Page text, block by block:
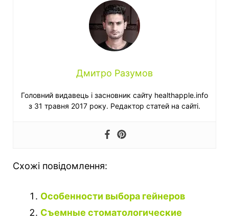
Дмитро Разумов
Головний видавець і засновник сайту healthapple.info
з 31 травня 2017 року. Редактор статей на сайті.
Схожі повідомлення:
Особенности выбора гейнеров
Съемные стоматологические